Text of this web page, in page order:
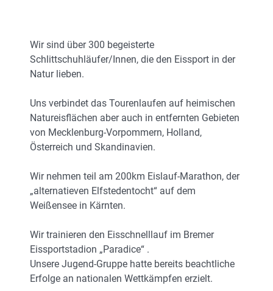
Wir sind über 300 begeisterte
Schlittschuhläufer/Innen, die den Eissport in der
Natur lieben.
Uns verbindet das Tourenlaufen auf heimischen
Natureisflächen aber auch in entfernten Gebieten
von Mecklenburg-Vorpommern, Holland,
Österreich und Skandinavien.
Wir nehmen teil am 200km Eislauf-Marathon, der
„alternatieven Elfstedentocht“ auf dem
Weißensee in Kärnten.
Wir trainieren den Eisschnelllauf im Bremer
Eissportstadion „Paradice“ .
Unsere Jugend-Gruppe hatte bereits beachtliche
Erfolge an nationalen Wettkämpfen erzielt.